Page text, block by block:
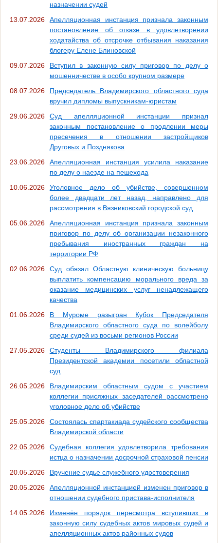
назначении судей
13.07.2026
Апелляционная инстанция признала законным
постановление об отказе в удовлетворении
ходатайства об отсрочке отбывания наказания
блогеру Елене Блиновской
09.07.2026
Вступил в законную силу приговор по делу о
мошенничестве в особо крупном размере
08.07.2026
Председатель Владимирского областного суда
вручил дипломы выпускникам-юристам
29.06.2026
Суд апелляционной инстанции признал
законным постановление о продлении меры
пресечения в отношении застройщиков
Друговых и Позднякова
23.06.2026
Апелляционная инстанция усилила наказание
по делу о наезде на пешехода
10.06.2026
Уголовное дело об убийстве, совершенном
более двадцати лет назад, направлено для
рассмотрения в Вязниковский городской суд
05.06.2026
Апелляционная инстанция признала законным
приговор по делу об организации незаконного
пребывания иностранных граждан на
территории РФ
02.06.2026
Суд обязал Областную клиническую больницу
выплатить компенсацию морального вреда за
оказание медицинских услуг ненадлежащего
качества
01.06.2026
В Муроме разыгран Кубок Председателя
Владимирского областного суда по волейболу
среди судей из восьми регионов России
27.05.2026
Студенты Владимирского филиала
Президентской академии посетили областной
суд
26.05.2026
Владимирским областным судом с участием
коллегии присяжных заседателей рассмотрено
уголовное дело об убийстве
25.05.2026
Состоялась спартакиада судейского сообщества
Владимирской области
22.05.2026
Судебная коллегия удовлетворила требования
истца о назначении досрочной страховой пенсии
20.05.2026
Вручение судье служебного удостоверения
20.05.2026
Апелляционной инстанцией изменен приговор в
отношении судебного пристава-исполнителя
14.05.2026
Изменён порядок пересмотра вступивших в
законную силу судебных актов мировых судей и
апелляционных актов районных судов